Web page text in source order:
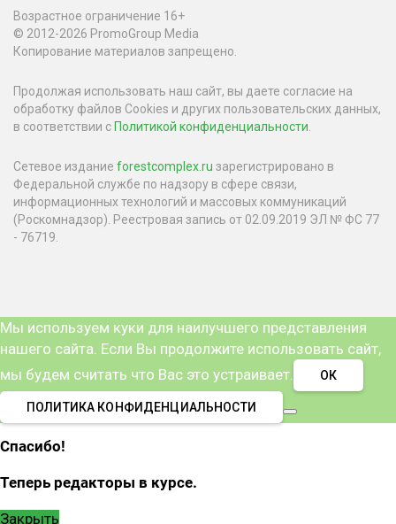
Возрастное ограничение 16+
© 2012-2026 PromoGroup Media
Копирование материалов запрещено.
Продолжая использовать наш сайт, вы даете согласие на
обработку файлов Cookies и других пользовательских данных,
в соответствии с Политикой конфиденциальности
Сетевое издание forestcomplex.ru зарегистрировано в
Федеральной службе по надзору в сфере связи,
информационных технологий и массовых коммуникаций
(Роскомнадзор). Реестровая запись от 02.09.2019 ЭЛ № ФС 77
- 76719.
Мы используем куки для наилучшего представления
нашего сайта. Если Вы продолжите использовать сайт,
мы будем считать что Вас это устраивает.
ОК
ПОЛИТИКА КОНФИДЕНЦИАЛЬНОСТИ
Спасибо!
Теперь редакторы в курсе.
Закрыть